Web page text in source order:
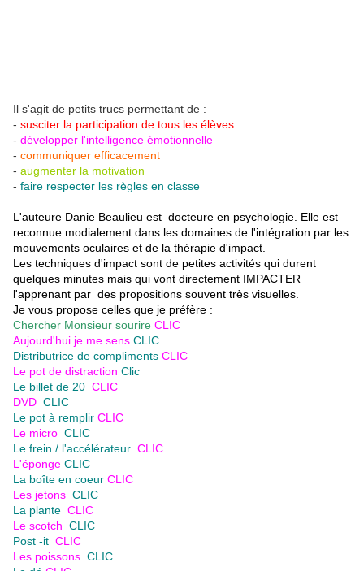
Il s'agit de petits trucs permettant de :
- susciter la participation de tous les élèves
- développer l'intelligence émotionnelle
- communiquer efficacement
- augmenter la motivation
- faire respecter les règles en classe
L'auteure Danie Beaulieu est docteure en psychologie. Elle est
reconnue modialement dans les domaines de l'intégration par les
mouvements oculaires et de la thérapie d'impact.
Les techniques d'impact sont de petites activités qui durent
quelques minutes mais qui vont directement IMPACTER
l'apprenant par des propositions souvent très visuelles.
Je vous propose celles que je préfère :
Chercher Monsieur sourire CLIC
Aujourd'hui je me sens CLIC
Distributrice de compliments CLIC
Le pot de distraction Clic
Le billet de 20 CLIC
DVD CLIC
Le pot à remplir CLIC
Le micro CLIC
Le frein / l'accélérateur CLIC
L'éponge CLIC
La boîte en coeur CLIC
Les jetons CLIC
La plante CLIC
Le scotch CLIC
Post -it CLIC
Les poissons CLIC